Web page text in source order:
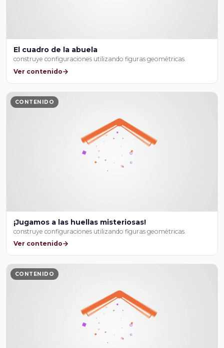
El cuadro de la abuela
construye configuraciones utilizando figuras geométricas.
Ver contenido
CONTENIDO
¡Jugamos a las huellas misteriosas!
construye configuraciones utilizando figuras geométricas.
Ver contenido
CONTENIDO